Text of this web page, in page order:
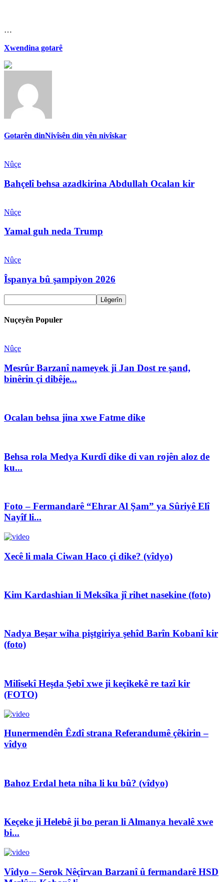
…
Xwendina gotarê
Gotarên dinNivîsên din yên nivîskar
Nûçe
Bahçelî behsa azadkirina Abdullah Ocalan kir
Nûçe
Yamal guh neda Trump
Nûçe
Îspanya bû şampiyon 2026
Nuçeyên Populer
Nûçe
Mesrûr Barzanî nameyek ji Jan Dost re şand,
binêrin çi dibêje...
Ocalan behsa jina xwe Fatme dike
Behsa rola Medya Kurdî dike di van rojên aloz de
ku...
Foto – Fermandarê “Ehrar Al Şam” ya Sûriyê Elî
Nayîf li...
Xecê li mala Ciwan Haco çi dike? (vîdyo)
Kim Kardashian li Meksîka jî rihet nasekine (foto)
Nadya Beşar wiha piştgiriya şehîd Barîn Kobanî kir
(foto)
Milîsekî Heşda Şebî xwe ji keçikekê re tazî kir
(FOTO)
Hunermendên Êzdî strana Referandumê çêkirin –
vîdyo
Bahoz Erdal heta niha li ku bû? (vîdyo)
Keçeke ji Helebê ji bo peran li Almanya hevalê xwe
bi...
Vîdyo – Serok Nêçîrvan Barzanî û fermandarê HSD